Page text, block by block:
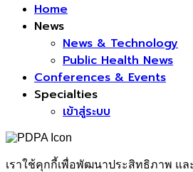
Home
News
News & Technology
Public Health News
Conferences & Events
Specialties
เข้าสู่ระบบ
เราใช้คุกกี้เพื่อพัฒนาประสิทธิภาพ แ